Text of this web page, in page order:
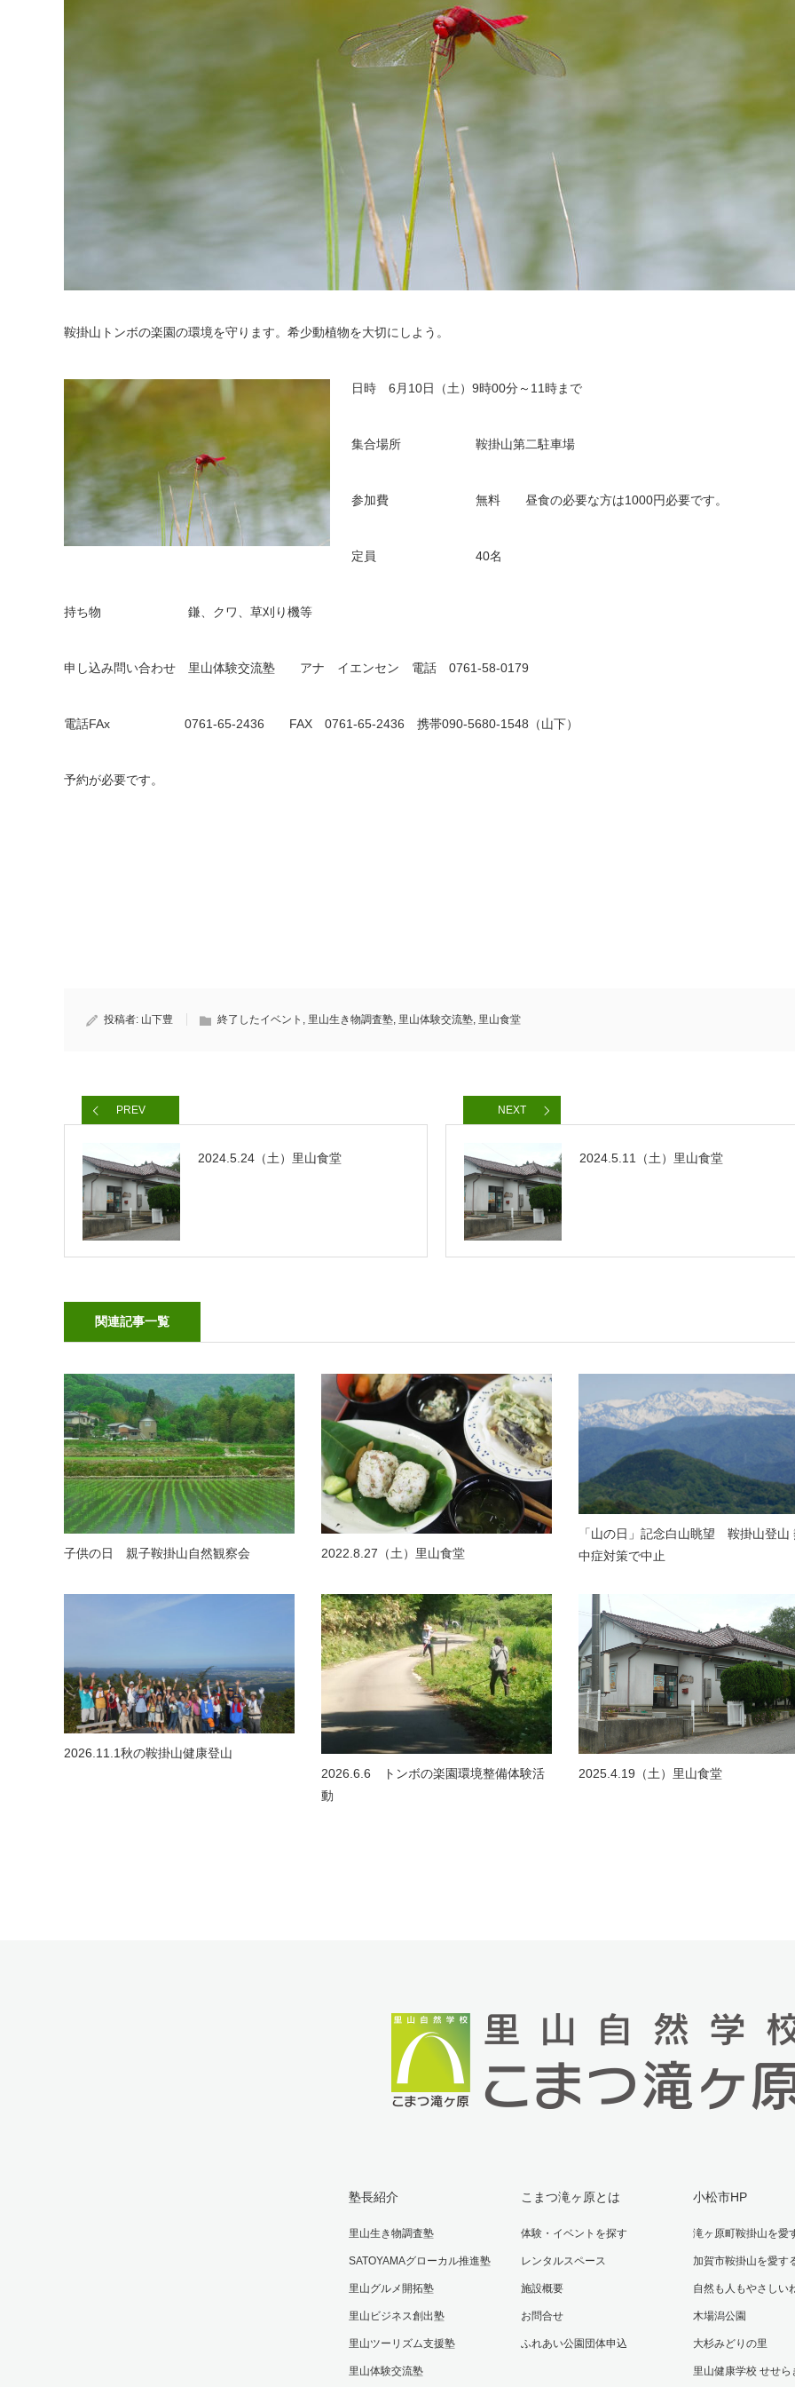
鞍掛山トンボの楽園の環境を守ります。希少動植物を大切にしよう。
日時 6月10日（土）9時00分～11時まで
集合場所 鞍掛山第二駐車場
参加費 無料 昼食の必要な方は1000円必要です。
定員 40名
持ち物 鎌、クワ、草刈り機等
申し込み問い合わせ 里山体験交流塾 アナ イエンセン 電話 0761-58-0179
電話FAx 0761-65-2436 FAX 0761-65-2436 携帯090-5680-1548（山下）
予約が必要です。
投稿者: 山下豊 終了したイベント , 里山生き物調査塾, 里山体験交流塾, 里山食堂
PREV
2024.5.24（土）里山食堂
NEXT
2024.5.11（土）里山食堂
関連記事一覧
子供の日 親子鞍掛山自然観察会 2022.8.27（土）里山食堂
「山の日」記念白山眺望 鞍掛山登山
中症対策で中止
2026.11.1秋の鞍掛山健康登山
2026.6.6 トンボの楽園環境整備体験活
動
2025.4.19（土）里山食堂
塾長紹介
里山生き物調査塾
SATOYAMAグローカル推進塾
里山グルメ開拓塾
里山ビジネス創出塾
里山ツーリズム支援塾
里山体験交流塾
こまつ滝ヶ原とは
体験・イベントを探す
レンタルスペース
施設概要
お問合せ
ふれあい公園団体申込
小松市HP
滝ヶ原町鞍掛山を愛
加賀市鞍掛山を愛す
自然も人もやさしい
木場潟公園
大杉みどりの里
里山健康学校 せせら